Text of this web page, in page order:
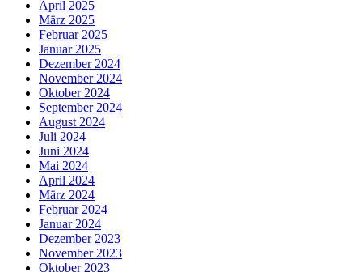
April 2025
März 2025
Februar 2025
Januar 2025
Dezember 2024
November 2024
Oktober 2024
September 2024
August 2024
Juli 2024
Juni 2024
Mai 2024
April 2024
März 2024
Februar 2024
Januar 2024
Dezember 2023
November 2023
Oktober 2023